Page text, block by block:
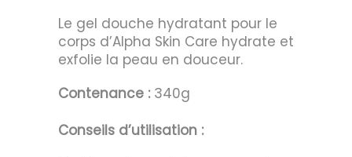
Le gel douche hydratant pour le
corps d’Alpha Skin Care hydrate et
exfolie la peau en douceur.
Contenance : 340g
Conseils d’utilisation :